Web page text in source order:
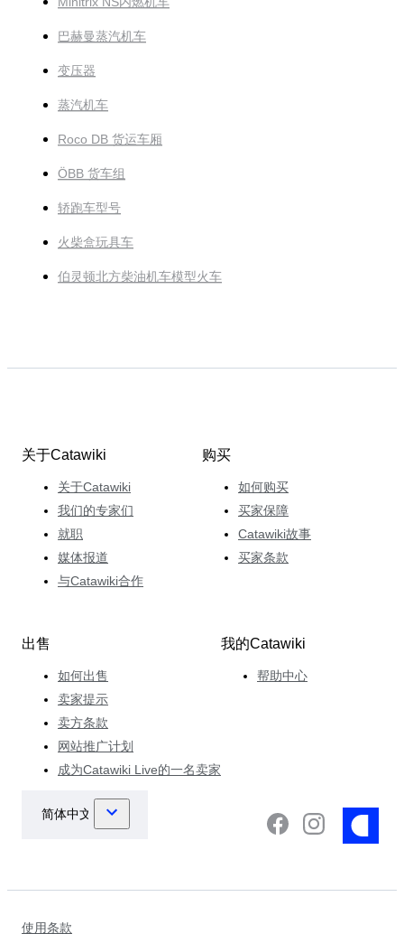
巴赫曼蒸汽机车
变压器
蒸汽机车
Roco DB 货运车厢
ÖBB 货车组
轿跑车型号
火柴盒玩具车
伯灵顿北方柴油机车模型火车
关于Catawiki
关于Catawiki
我们的专家们
就职
媒体报道
与Catawiki合作
购买
如何购买
买家保障
Catawiki故事
买家条款
出售
如何出售
卖家提示
卖方条款
网站推广计划
成为Catawiki Live的一名卖家
我的Catawiki
帮助中心
使用条款